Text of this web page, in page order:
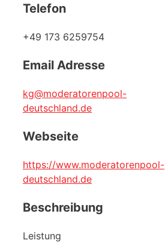
Telefon
+49 173 6259754
Email Adresse
kg@moderatorenpool-
deutschland.de
Webseite
https://www.moderatorenpool-
deutschland.de
Beschreibung
Leistung